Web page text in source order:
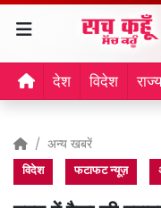
देश विदेश राज्य
अन्य खबरें
विदेश फटाफट न्यूज़